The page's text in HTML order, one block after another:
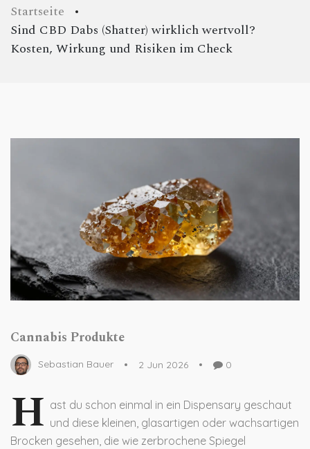
Startseite
Sind CBD Dabs (Shatter) wirklich wertvoll?
Kosten, Wirkung und Risiken im Check
Cannabis Produkte
Sebastian Bauer 2 Jun 2026 0
H ast du schon einmal in ein Dispensary geschaut
und diese kleinen, glasartigen oder wachsartigen
Brocken gesehen, die wie zerbrochene Spiegel